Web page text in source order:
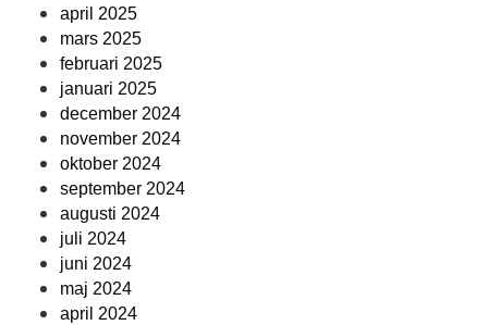
april 2025
mars 2025
februari 2025
januari 2025
december 2024
november 2024
oktober 2024
september 2024
augusti 2024
juli 2024
juni 2024
maj 2024
april 2024